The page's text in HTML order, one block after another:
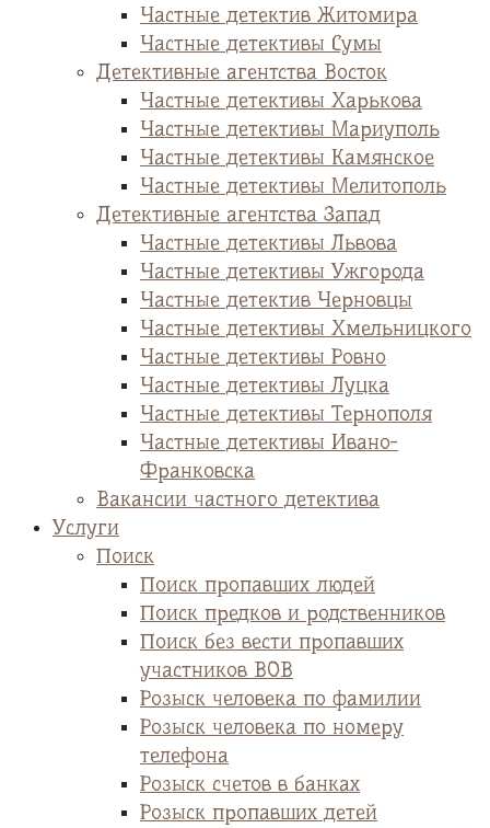
Частные детектив Житомира
Частные детективы Сумы
Детективные агентства Восток
Частные детективы Харькова
Частные детективы Мариуполь
Частные детективы Камянское
Частные детективы Мелитополь
Детективные агентства Запад
Частные детективы Львова
Частные детективы Ужгорода
Частные детектив Черновцы
Частные детективы Хмельницкого
Частные детективы Ровно
Частные детективы Луцка
Частные детективы Тернополя
Частные детективы Ивано-
Франковска
Вакансии частного детектива
Услуги
Поиск
Поиск пропавших людей
Поиск предков и родственников
Поиск без вести пропавших
участников ВОВ
Розыск человека по фамилии
Розыск человека по номеру
телефона
Розыск счетов в банках
Розыск пропавших детей